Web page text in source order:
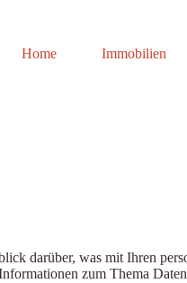
Home
Immobilien
darüber, was mit Ihren
zum Thema